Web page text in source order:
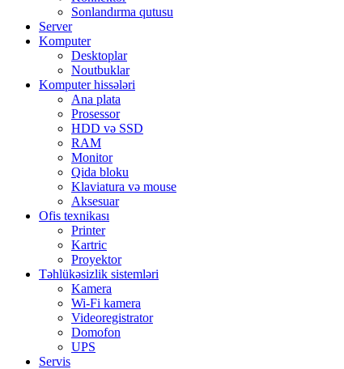
Sonlandırma qutusu
Server
Komputer
Desktoplar
Noutbuklar
Komputer hissələri
Ana plata
Prosessor
HDD və SSD
RAM
Monitor
Qida bloku
Klaviatura və mouse
Aksesuar
Ofis texnikası
Printer
Kartric
Proyektor
Təhlükəsizlik sistemləri
Kamera
Wi-Fi kamera
Videoregistrator
Domofon
UPS
Servis